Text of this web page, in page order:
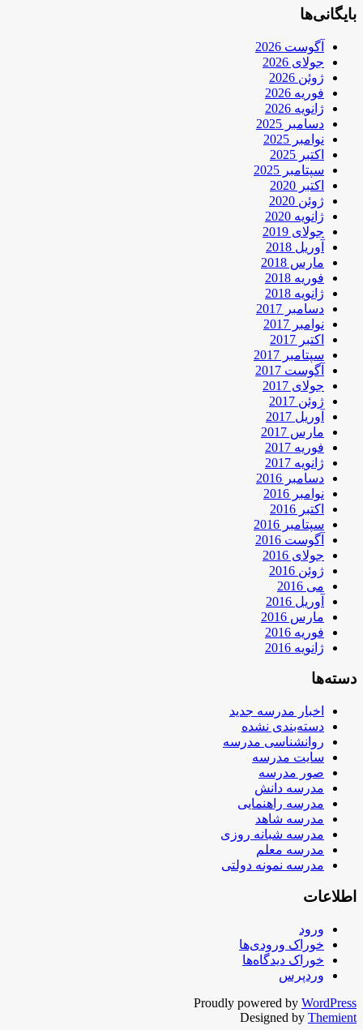
بایگانی‌ها
آگوست 2026
جولای 2026
ژوئن 2026
فوریه 2026
ژانویه 2026
دسامبر 2025
نوامبر 2025
اکتبر 2025
سپتامبر 2025
اکتبر 2020
ژوئن 2020
ژانویه 2020
جولای 2019
آوریل 2018
مارس 2018
فوریه 2018
ژانویه 2018
دسامبر 2017
نوامبر 2017
اکتبر 2017
سپتامبر 2017
آگوست 2017
جولای 2017
ژوئن 2017
آوریل 2017
مارس 2017
فوریه 2017
ژانویه 2017
دسامبر 2016
نوامبر 2016
اکتبر 2016
سپتامبر 2016
آگوست 2016
جولای 2016
ژوئن 2016
می 2016
آوریل 2016
مارس 2016
فوریه 2016
ژانویه 2016
دسته‌ها
اخبار مدرسه جدید
دسته‌بندی نشده
روانشناسی مدرسه
سایت مدرسه
صور مدرسه
مدرسه دانش
مدرسه راهنمایی
مدرسه شاهد
مدرسه شبانه روزی
مدرسه معلم
مدرسه نمونه دولتی
اطلاعات
ورود
خوراک ورودی‌ها
خوراک دیدگاه‌ها
وردپرس
Proudly powered by WordPress
Designed by Themient